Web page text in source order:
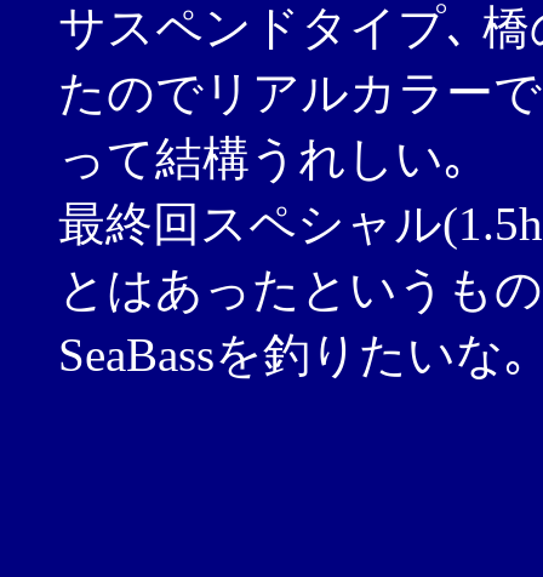
サスペンドタイプ､
たのでリアルカラー
って結構うれしい｡
最終回スペシャル
とはあったというも
SeaBassを釣りたいな｡